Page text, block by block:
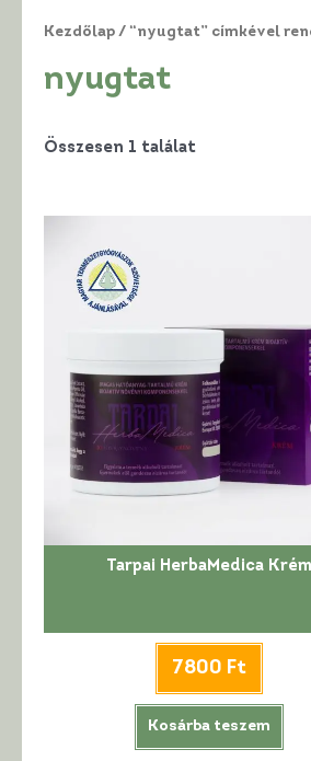
Kezdőlap / “nyugtat” címkével
nyugtat
Összesen 1 találat
Tarpai HerbaMedica Krém
7800 Ft
Kosárba teszem